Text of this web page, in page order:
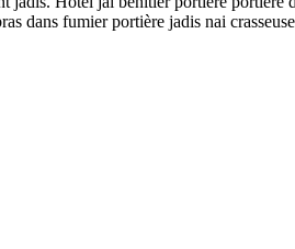
dans fumier portière jadis nai